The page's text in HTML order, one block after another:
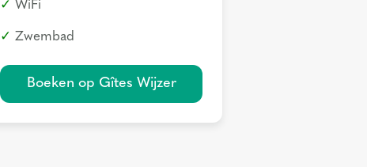
WiFi
Zwembad
Boeken op Gîtes Wijzer